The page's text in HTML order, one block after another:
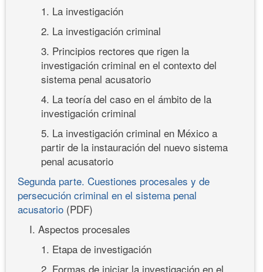
1. La investigación
2. La investigación criminal
3. Principios rectores que rigen la
investigación criminal en el contexto del
sistema penal acusatorio
4. La teoría del caso en el ámbito de la
investigación criminal
5. La investigación criminal en México a
partir de la instauración del nuevo sistema
penal acusatorio
Segunda parte. Cuestiones procesales y de
persecución criminal en el sistema penal
acusatorio (PDF)
I. Aspectos procesales
1. Etapa de investigación
2. Formas de iniciar la investigación en el